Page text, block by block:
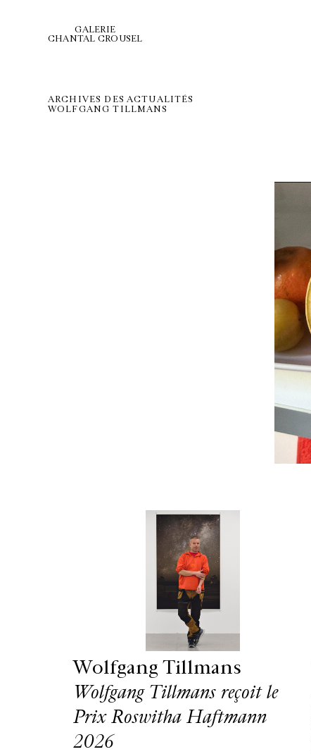
GALERIE
CHANTAL CROUSEL
ARCHIVES DES ACTUALITÉS
WOLFGANG TILLMANS
Wolfgang Tillmans
Wolfgang Tillmans reçoit le
Prix Roswitha Haftmann
2026